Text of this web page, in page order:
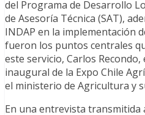
del Programa de Desarrollo
de Asesoría Técnica (SAT),
INDAP en la implementación
fueron los puntos centrales
este servicio, Carlos
inaugural de la Expo Chile
el ministerio de Agricultura y
En una entrevista transmitida